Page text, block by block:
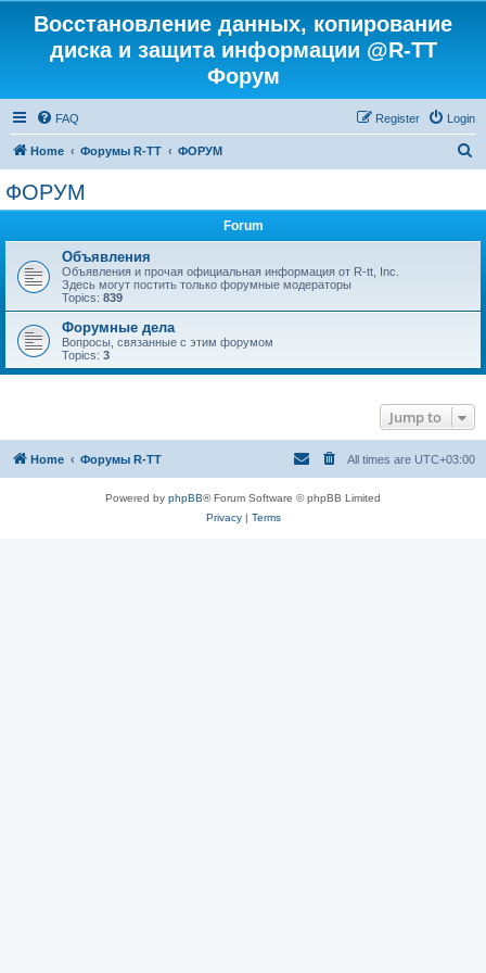
Восстановление данных, копирование
диска и защита информации @R-TT
Форум
FAQ Login
Register
Home Форумы R-TT ФОРУМ
ФОРУМ
Forum
Объявления
Объявления и прочая официальная информация от R-tt, Inc.
Здесь могут постить только форумные модераторы
Topics: 839
Форумные дела
Вопросы, связанные с этим форумом
Topics: 3
Jump to
Home Форумы R-TT All times are UTC+03:00
Powered by phpBB® Forum Software © phpBB Limited
Privacy| Terms